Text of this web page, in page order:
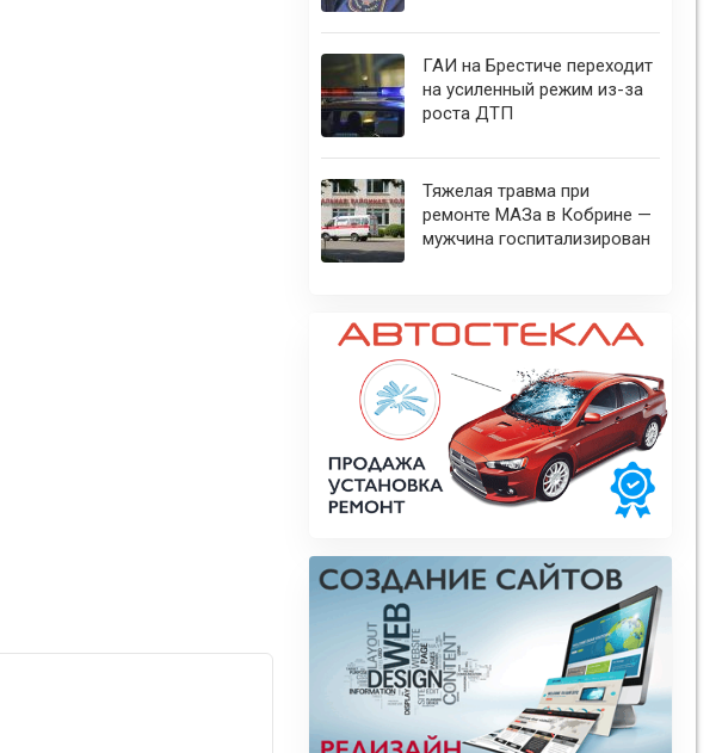
ГАИ на Брестиче переходит
на усиленный режим из-за
роста ДТП
Тяжелая травма при
ремонте МАЗа в Кобрине —
мужчина госпитализирован